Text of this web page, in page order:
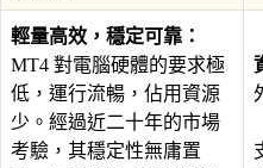
輕量高效，穩定可靠：
MT4 對電腦硬體的要求極
低，運行流暢，佔用資源
少。經過近二十年的市場
考驗，其穩定性無庸置